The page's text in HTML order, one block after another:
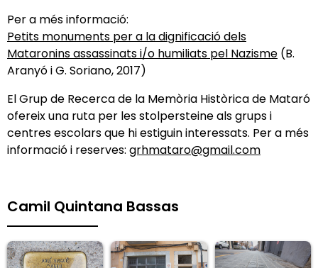
Per a més informació:
Petits monuments per a la dignificació dels
Mataronins assassinats i/o humiliats pel Nazisme (B.
Aranyó i G. Soriano, 2017)
El Grup de Recerca de la Memòria Històrica de Mataró
ofereix una ruta per les stolpersteine als grups i
centres escolars que hi estiguin interessats. Per a més
informació i reserves: grhmataro@gmail.com
Camil Quintana Bassas